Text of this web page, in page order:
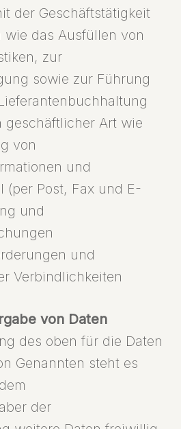
der Geschäftstätigkeit
wie das Ausfüllen von
zur
sowie zur Führung
geschäftlicher Art wie
von
und
(per Post, Fax und E-
und
und
Verbindlichkeiten
von Daten
des oben für die Daten
Genannten steht es
der